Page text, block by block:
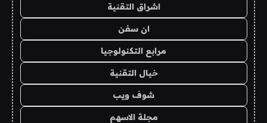
اشراق التقنية
ان سفن
مرابع التكنولوجيا
خيال التقنية
شوف ويب
مجلة الاسهم